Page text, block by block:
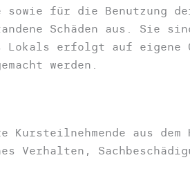
für die Benutzung
Schäden aus. Sie
Lokals erfolgt auf
werden.
aus dem
Verhalten,